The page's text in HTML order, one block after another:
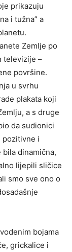
prikazuju
i tužna” a
Zemlje po
televizije –
površine.
u svrhu
plakata koji
a s druge
da sudionici
pozitivne i
dinamična,
lijepili sličice
smo sve ono o
bojama
grickalice i